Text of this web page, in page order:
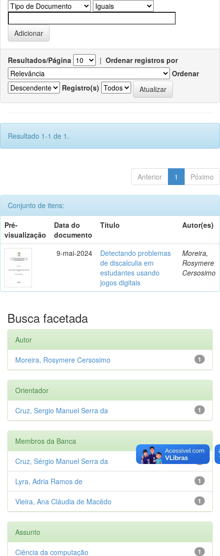
Resultados/Página | Ordenar registros por
Ordenar
Registro(s)
Resultado 1-1 de 1.
Anterior 1 Póximo
Conjunto de itens:
Pré-
visualização
Data do
documento
Título Autor(es)
9-mai-2024
Detectando problemas
de discalculia em
estudantes usando
jogos digitais
Moreira,
Rosymere
Cersosimo
Busca facetada
Autor
1
Moreira, Rosymere Cersosimo
Orientador
1
Cruz, Sergio Manuel Serra da
Membros da Banca
Cruz, Sérgio Manuel Serra da
1
Lyra, Adria Ramos de
1
Vieira, Ana Cláudia de Macêdo
Assunto
1
Ciência da computação